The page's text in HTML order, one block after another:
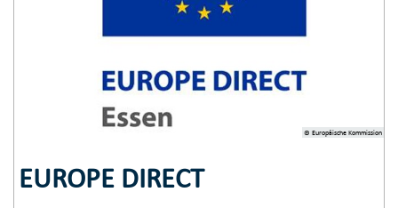
© Europäische Kommission
EUROPE DIRECT